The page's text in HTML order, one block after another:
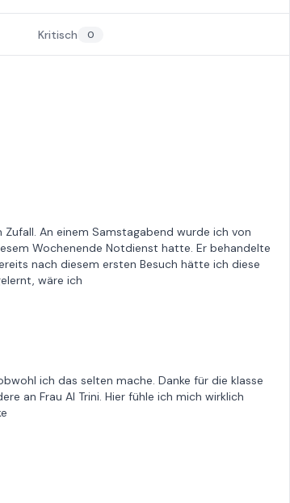
Kritisch 0
An einem Samstagabend wurde ich von
Wochenende Notdienst hatte. Er behandelte
nach diesem ersten Besuch hätte ich diese
wäre ich
ich das selten mache. Danke für die klasse
an Frau Al Trini. Hier fühle ich mich wirklich